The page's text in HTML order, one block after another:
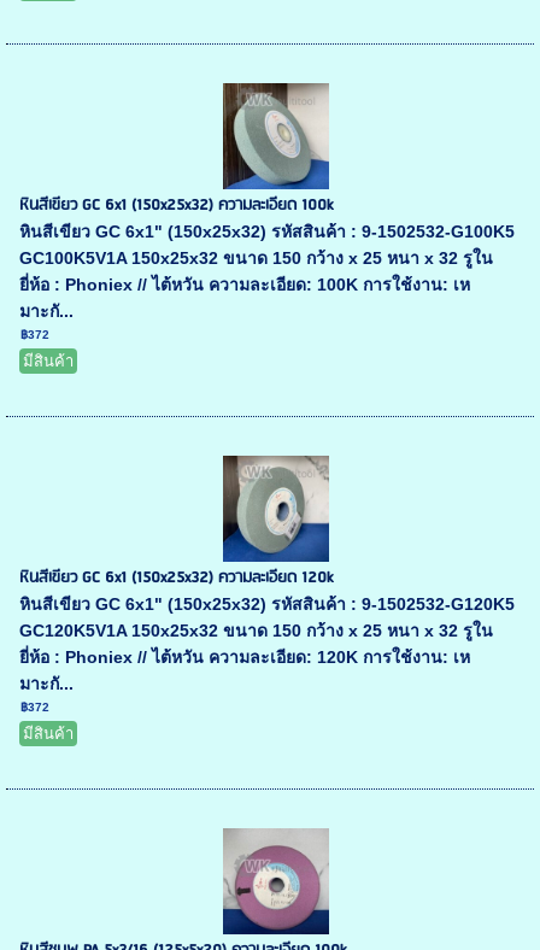
หินสีเขียว GC 6x1 (150x25x32) ความละเอียด 100k
หินสีเขียว GC 6x1" (150x25x32) รหัสสินค้า : 9-1502532-G100K5
GC100K5V1A 150x25x32 ขนาด 150 กว้าง x 25 หนา x 32 รูใน
ยี่ห้อ : Phoniex // ไต้หวัน ความละเอียด: 100K การใช้งาน: เห
มาะกั...
฿372
มีสินค้า
หินสีเขียว GC 6x1 (150x25x32) ความละเอียด 120k
หินสีเขียว GC 6x1" (150x25x32) รหัสสินค้า : 9-1502532-G120K5
GC120K5V1A 150x25x32 ขนาด 150 กว้าง x 25 หนา x 32 รูใน
ยี่ห้อ : Phoniex // ไต้หวัน ความละเอียด: 120K การใช้งาน: เห
มาะกั...
฿372
มีสินค้า